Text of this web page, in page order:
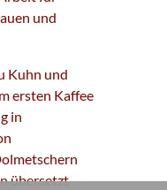
und
Kuhn und
ersten Kaffee
in
übersetzt